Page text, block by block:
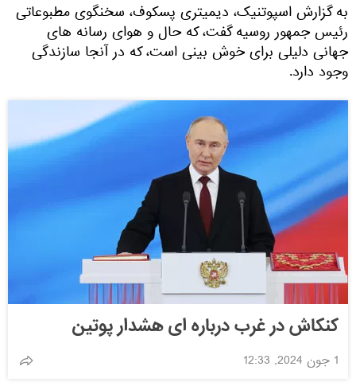
به گزارش اسپوتنیک، دیمیتری پسکوف، سخنگوی مطبوعاتی
رئیس جمهور روسیه گفت، که حال و هوای رسانه های
جهانی دلیلی برای خوش بینی است، که در آنجا سازندگی
وجود دارد.
کنکاش در غرب درباره ای هشدار پوتین
1 جون 2024, 12:33